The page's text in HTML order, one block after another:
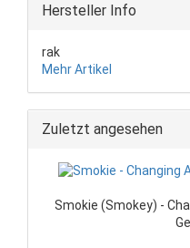
Hersteller Info
rak
Mehr Artikel
Zuletzt angesehen
Smokie (Smokey) -